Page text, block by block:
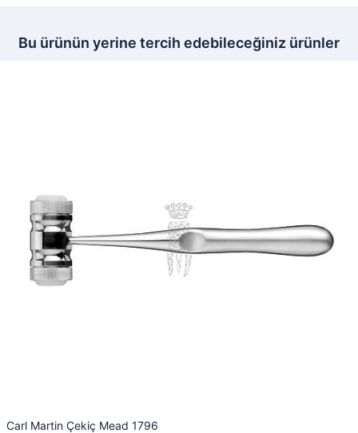
Bu ürünün yerine tercih edebileceğiniz ürünler
Carl Martin Çekiç Mead 1796